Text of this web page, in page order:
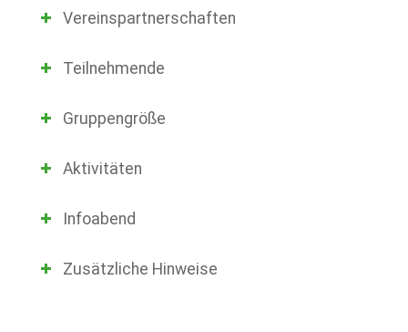
Vereinspartnerschaften
Teilnehmende
Gruppengröße
Aktivitäten
Infoabend
Zusätzliche Hinweise